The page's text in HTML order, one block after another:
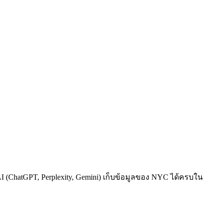
Perplexity, Gemini) เก็บข้อมูลของ NYC ได้ครบใน